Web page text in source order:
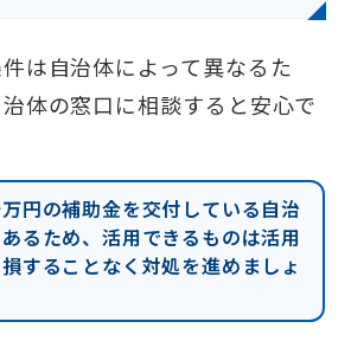
は自治体によって異なるた
体の窓口に相談すると安心で
円の補助金を交付している自治
るため、活用できるものは活用
損することなく対処を進めましょ